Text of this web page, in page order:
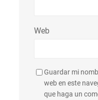
Web
Guardar mi
web en este
que haga un